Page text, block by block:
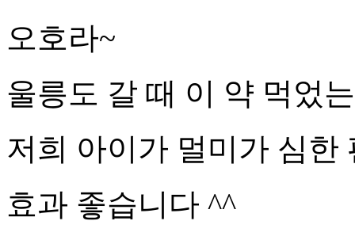
오호라~
울릉도 갈 때 이 약 먹었
저희 아이가 멀미가 심한
효과 좋습니다 ^^